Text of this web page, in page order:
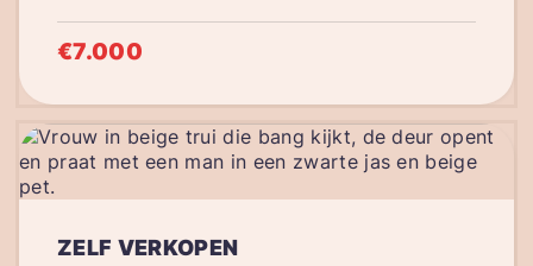
€7.000
ZELF VERKOPEN